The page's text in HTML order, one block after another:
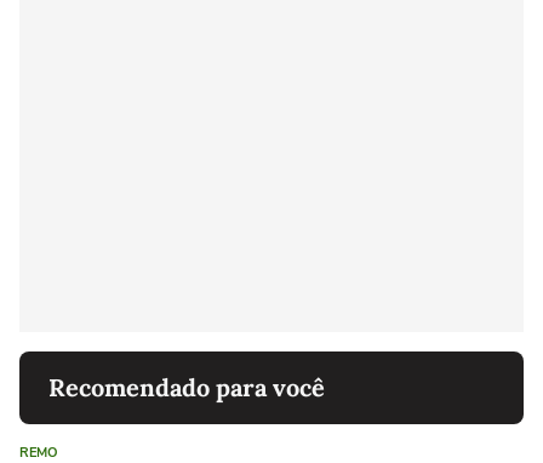
Recomendado para você
REMO